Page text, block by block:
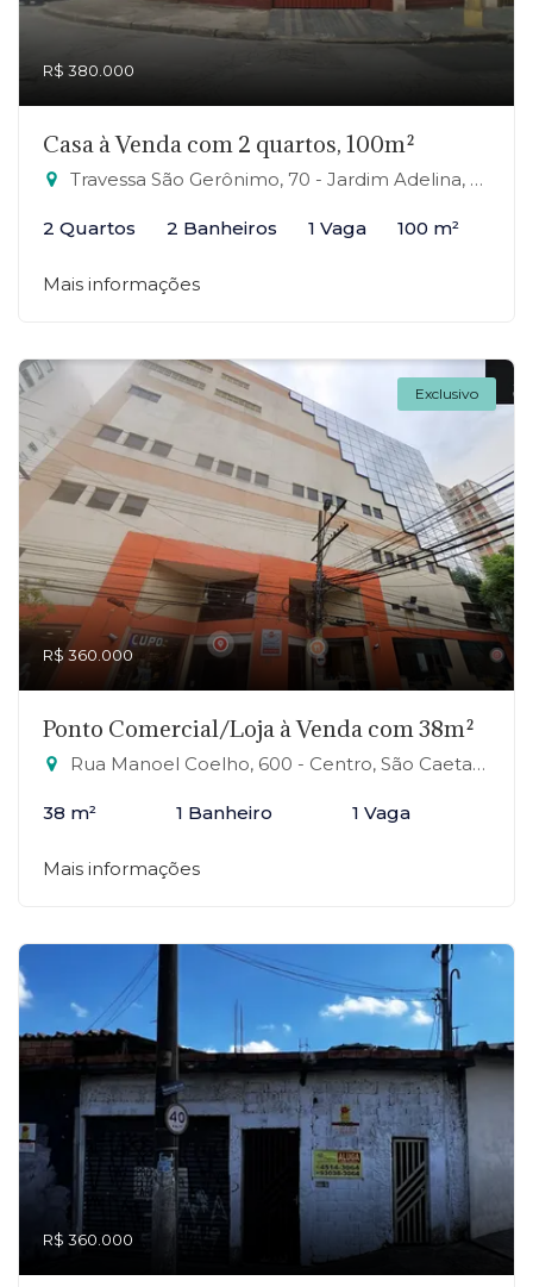
R$ 380.000
Casa à Venda com 2 quartos, 100m²
Travessa São Gerônimo, 70 - Jardim Adelina, Mauá-SP
2 Quartos 2 Banheiros 1 Vaga 100 m²
Mais informações
Exclusivo
R$ 360.000
Ponto Comercial/Loja à Venda com 38m²
Rua Manoel Coelho, 600 - Centro, São Caetano do Sul-SP
38 m² 1 Banheiro 1 Vaga
Mais informações
R$ 360.000